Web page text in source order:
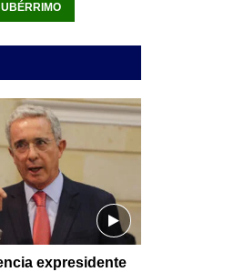
UBÉRRIMO
expresidente